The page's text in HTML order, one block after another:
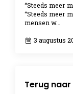
“Steeds meer
“Steeds meer
mensen w…
3 augustus
Terug